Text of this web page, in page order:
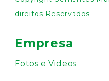
direitos Reservados
Empresa
Fotos e Videos